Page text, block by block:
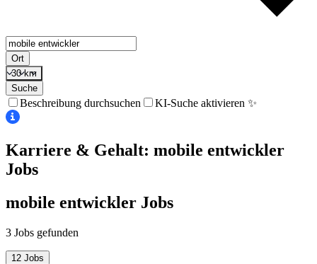
Ort
30 km
Suche
Beschreibung durchsuchen KI-Suche aktivieren ✨
Karriere & Gehalt: mobile entwickler
Jobs
mobile entwickler Jobs
3 Jobs gefunden
12 Jobs